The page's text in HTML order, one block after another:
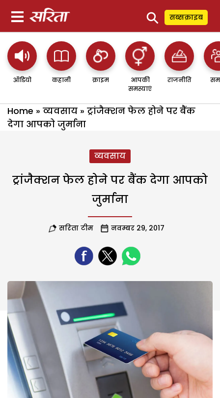
⚲ सब्सक्राइब
ऑडियो कहानी क्राइम
आपकी
समस्याएं
राजनीति
Home » व्यवसाय » ट्रांजैक्शन फेल होने पर बैंक
देगा आपको जुर्माना
व्यवसाय
ट्रांजैक्शन फेल होने पर बैंक देगा आपको
जुर्माना
सरिता टीम नवम्बर 29, 2017